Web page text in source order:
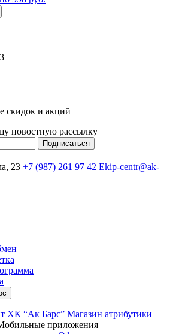
скидок и акций
новостную рассылку
Подписаться
23 +7 (987) 261 97 42 Ekip-centr@ak-
ХК “Ак Барс” Магазин атрибутики
приложения